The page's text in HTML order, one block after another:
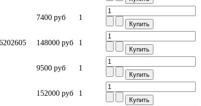
7400 руб 1
148000 руб 1
9500 руб 1
152000 руб 1